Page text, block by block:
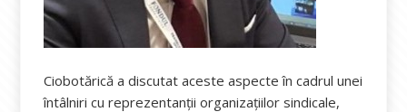
Ciobotărică a discutat aceste aspecte în cadrul unei
întâlniri cu reprezentanţii organizaţiilor sindicale,